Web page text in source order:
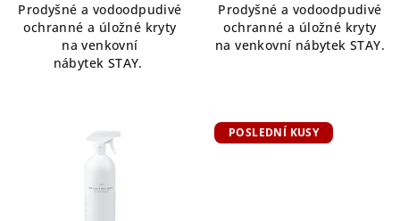
Prodyšné a vodoodpudivé
ochranné a úložné kryty
na venkovní
nábytek STAY.
Prodyšné a vodoodpudivé
ochranné a úložné kryty
na venkovní nábytek STAY.
POSLEDNÍ KUSY